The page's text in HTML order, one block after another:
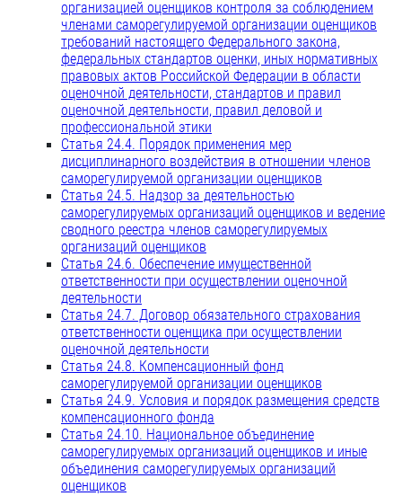
организацией оценщиков контроля за соблюдением
членами саморегулируемой организации оценщиков
требований настоящего Федерального закона,
федеральных стандартов оценки, иных нормативных
правовых актов Российской Федерации в области
оценочной деятельности, стандартов и правил
оценочной деятельности, правил деловой и
профессиональной этики
Статья 24.4. Порядок применения мер
дисциплинарного воздействия в отношении членов
саморегулируемой организации оценщиков
Статья 24.5. Надзор за деятельностью
саморегулируемых организаций оценщиков и ведение
сводного реестра членов саморегулируемых
организаций оценщиков
Статья 24.6. Обеспечение имущественной
ответственности при осуществлении оценочной
деятельности
Статья 24.7. Договор обязательного страхования
ответственности оценщика при осуществлении
оценочной деятельности
Статья 24.8. Компенсационный фонд
саморегулируемой организации оценщиков
Статья 24.9. Условия и порядок размещения средств
компенсационного фонда
Статья 24.10. Национальное объединение
саморегулируемых организаций оценщиков и иные
объединения саморегулируемых организаций
оценщиков